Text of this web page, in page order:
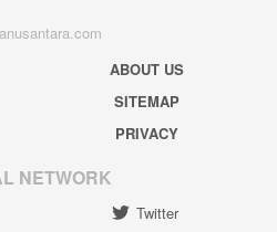
ABOUT US
SITEMAP
PRIVACY
NETWORK
Twitter